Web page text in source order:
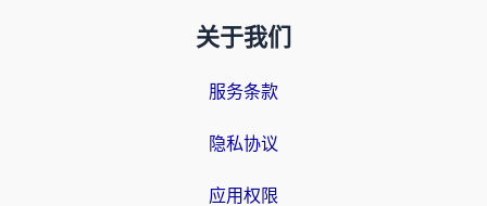
关于我们
服务条款
隐私协议
应用权限